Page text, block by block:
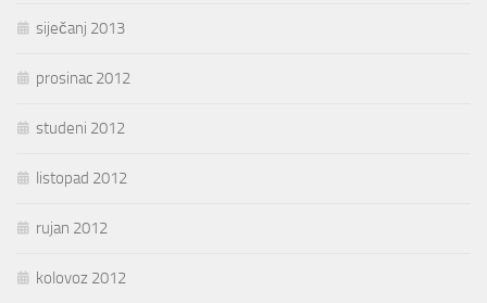
siječanj 2013
prosinac 2012
studeni 2012
listopad 2012
rujan 2012
kolovoz 2012